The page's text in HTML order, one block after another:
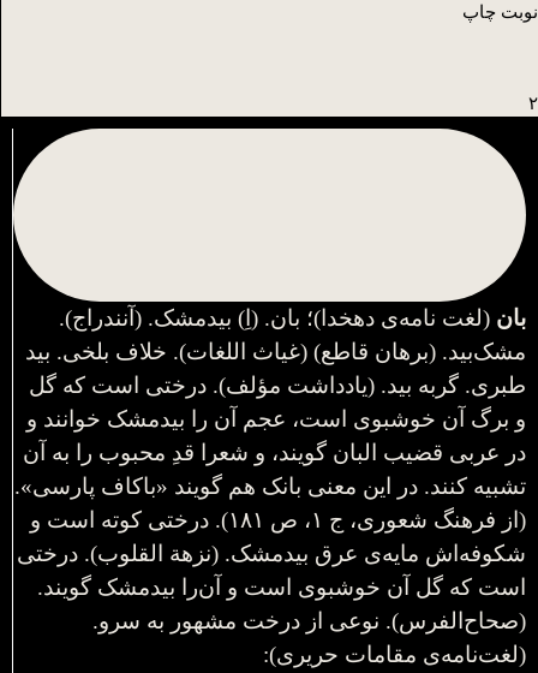
نوبت چاپ
۲
بان (لغت نامه‌ی دهخدا)؛ بان. (اِ) بیدمشک. (آنندراج).
مشک‌بید. (برهان قاطع) (غیاث اللغات). خلاف بلخی. بید
طبری. گربه بید. (یادداشت مؤلف). درختی است که گل
و برگ آن خوشبوی است، عجم آن را بیدمشک خوانند و
در عربی قضیب البان گویند، و شعرا قدِ محبوب را به آن
تشبیه کنند. در این معنی بانک هم گویند «باکاف پارسی».
(از فرهنگ شعوری، ج ۱، ص ۱۸۱). درختی کوته است و
شکوفه‌اش مایه‌ی عرق بیدمشک. (نزهة القلوب). درختی
است که گل آن خوشبوی است و آن‌را بیدمشک گویند.
(صحاح‌الفرس). نوعی از درخت مشهور به سرو.
(لغت‌نامه‌ی مقامات حریری):